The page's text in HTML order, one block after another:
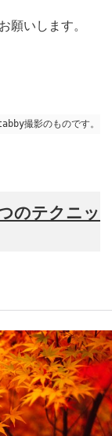
願いします。
撮影のものです。
のテクニッ